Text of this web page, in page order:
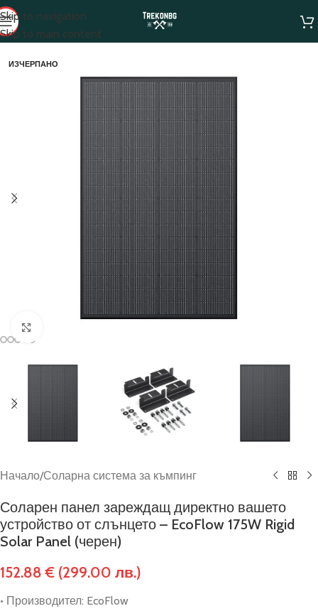
Skip to navigation
Skip to main content
ИЗЧЕРПАНО
Начало/Соларна система за къмпинг
Соларен панел зареждащ директно вашето
устройство от слънцето – EcoFlow 175W Rigid
Solar Panel (черен)
152.88€ (299.00 лв.)
• Производител: EcoFlow